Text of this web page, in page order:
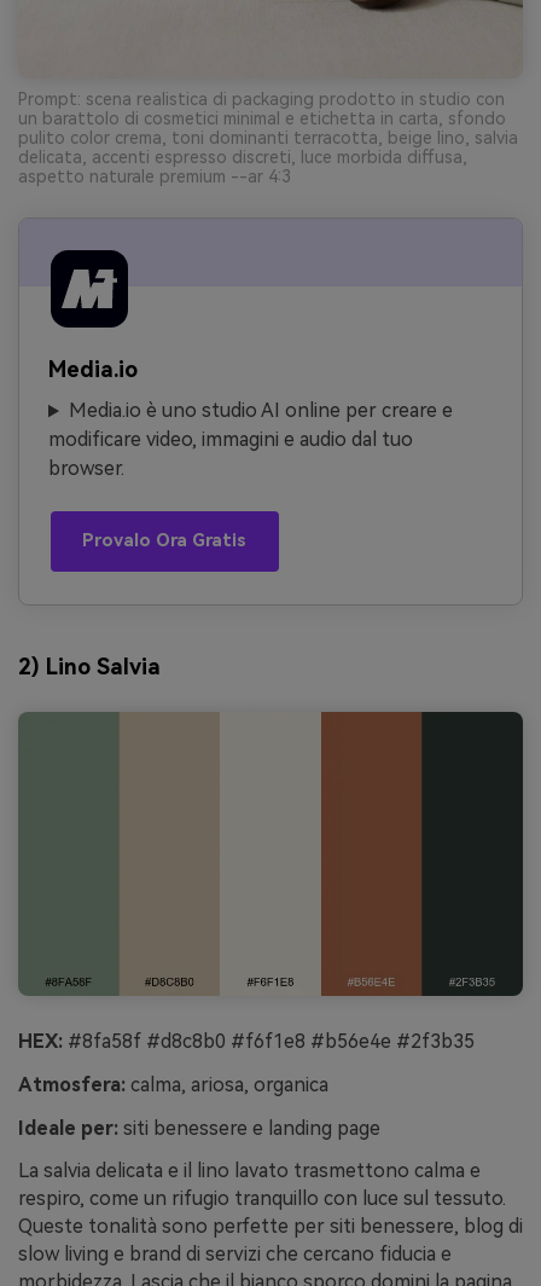
Prompt: scena realistica di packaging prodotto in studio con
un barattolo di cosmetici minimal e etichetta in carta, sfondo
pulito color crema, toni dominanti terracotta, beige lino, salvia
delicata, accenti espresso discreti, luce morbida diffusa,
aspetto naturale premium --ar 4:3
Media.io
Media.io è uno studio AI online per creare e
modificare video, immagini e audio dal tuo
browser.
Provalo Ora Gratis
2) Lino Salvia
HEX: #8fa58f #d8c8b0 #f6f1e8 #b56e4e #2f3b35
Atmosfera: calma, ariosa, organica
Ideale per: siti benessere e landing page
La salvia delicata e il lino lavato trasmettono calma e
respiro, come un rifugio tranquillo con luce sul tessuto.
Queste tonalità sono perfette per siti benessere, blog di
slow living e brand di servizi che cercano fiducia e